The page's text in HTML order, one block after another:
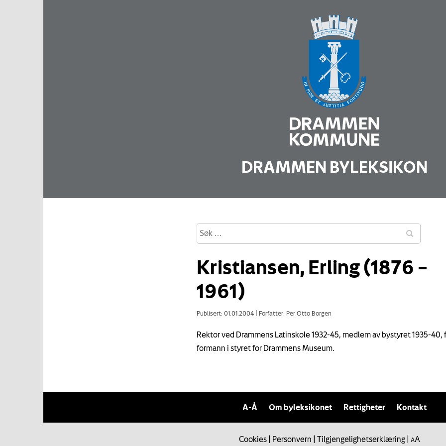
DRAMMEN BYLEKSIKON
Kristiansen, Erling (1876 –
1961)
Publisert: 01.01.2004 Forfatter: Per Otto Borgen
Rektor ved Drammens Latinskole 1932-45, medlem av bystyret 1935-40,
formann i styret for Drammens Museum.
A-Å Om byleksikonet Rettigheter Kontakt
Cookies Personvern Tilgjengelighetserklæring AA